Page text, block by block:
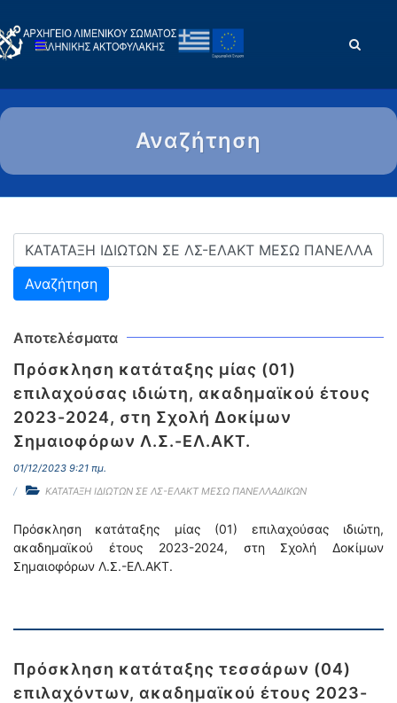
Αναζήτηση
Αποτελέσματα
Πρόσκληση κατάταξης μίας (01)
επιλαχούσας ιδιώτη, ακαδημαϊκού έτους
2023-2024, στη Σχολή Δοκίμων
Σημαιοφόρων Λ.Σ.-ΕΛ.ΑΚΤ.
01/12/2023 9:21 πμ.
ΚΑΤΑΤΑΞΗ ΙΔΙΩΤΩΝ ΣΕ ΛΣ-ΕΛΑΚΤ ΜΕΣΩ ΠΑΝΕΛΛΑΔΙΚΩΝ
Πρόσκληση κατάταξης μίας (01) επιλαχούσας ιδιώτη,
ακαδημαϊκού έτους 2023-2024, στη Σχολή Δοκίμων
Σημαιοφόρων Λ.Σ.-ΕΛ.ΑΚΤ.
Πρόσκληση κατάταξης τεσσάρων (04)
επιλαχόντων, ακαδημαϊκού έτους 2023-